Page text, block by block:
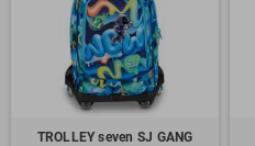
TROLLEY seven SJ GANG